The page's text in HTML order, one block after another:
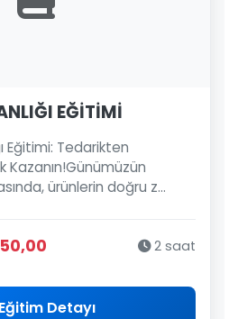
EĞİTİMİ
Eğitimi: Tedarikten
Kazanın!Günümüzün
ürünlerin doğru z...
2 saat
Eğitim Detayı